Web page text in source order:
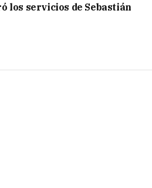
los servicios de Sebastián